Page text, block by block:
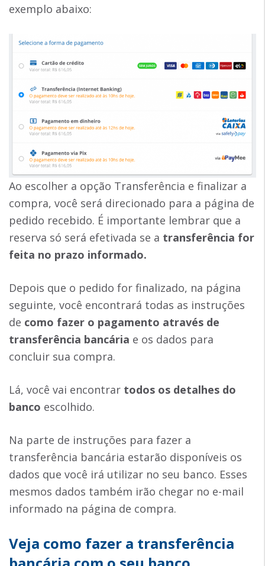
exemplo abaixo:
Ao escolher a opção Transferência e finalizar a
compra, você será direcionado para a página de
pedido recebido. É importante lembrar que a
reserva só será efetivada se a transferência for
feita no prazo informado.
Depois que o pedido for finalizado, na página
seguinte, você encontrará todas as instruções
de como fazer o pagamento através de
transferência bancária e os dados para
concluir sua compra.
Lá, você vai encontrar todos os detalhes do
banco escolhido.
Na parte de instruções para fazer a
transferência bancária estarão disponíveis os
dados que você irá utilizar no seu banco. Esses
mesmos dados também irão chegar no e-mail
informado na página de compra.
Veja como fazer a transferência